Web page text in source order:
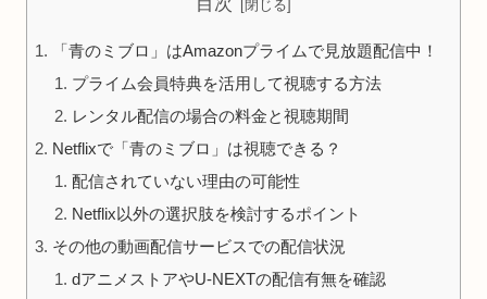
「青のミブロ」はAmazonプライムで見放題配信中！
プライム会員特典を活用して視聴する方法
レンタル配信の場合の料金と視聴期間
Netflixで「青のミブロ」は視聴できる？
配信されていない理由の可能性
Netflix以外の選択肢を検討するポイント
その他の動画配信サービスでの配信状況
dアニメストアやU-NEXTの配信有無を確認